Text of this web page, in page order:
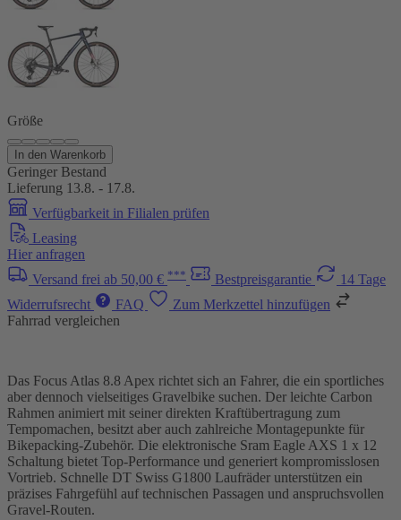
Größe
In den Warenkorb
Geringer Bestand
Lieferung 13.8. - 17.8.
Verfügbarkeit in Filialen prüfen
Leasing
Hier anfragen
Versand frei ab 50,00 € *** Bestpreisgarantie
14 Tage
Widerrufsrecht
FAQ
Zum Merkzettel hinzufügen
Fahrrad vergleichen
Das Focus Atlas 8.8 Apex richtet sich an Fahrer, die ein sportliches
aber dennoch vielseitiges Gravelbike suchen. Der leichte Carbon
Rahmen animiert mit seiner direkten Kraftübertragung zum
Tempomachen, besitzt aber auch zahlreiche Montagepunkte für
Bikepacking-Zubehör. Die elektronische Sram Eagle AXS 1 x 12
Schaltung bietet Top-Performance und generiert kompromisslosen
Vortrieb. Schnelle DT Swiss G1800 Laufräder unterstützen ein
präzises Fahrgefühl auf technischen Passagen und anspruchsvollen
Gravel-Routen.